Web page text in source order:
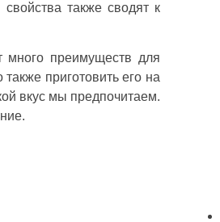
также сводят к
много преимуществ для
приготовить его на
вкус мы предпочитаем.